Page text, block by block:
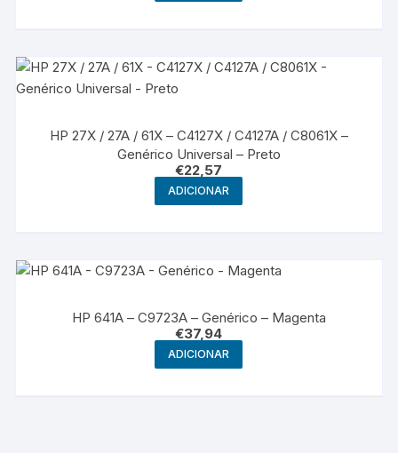
HP 27X / 27A / 61X – C4127X / C4127A / C8061X –
Genérico Universal – Preto
€22,57
ADICIONAR
HP 641A – C9723A – Genérico – Magenta
€37,94
ADICIONAR